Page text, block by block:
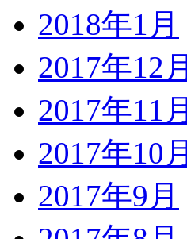
2018年1月
2017年12月
2017年11月
2017年10月
2017年9月